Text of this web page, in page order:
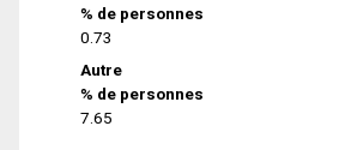
% de personnes
0.73
Autre
% de personnes
7.65